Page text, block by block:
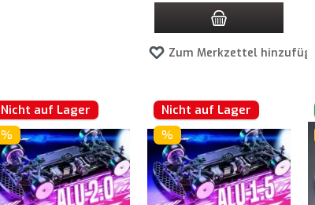
Zum Merkzettel
Nicht auf Lager
%
Nicht auf Lager
%